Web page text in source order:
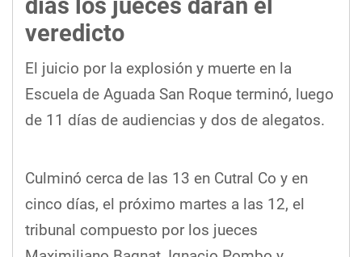
días los jueces darán el
veredicto
El juicio por la explosión y muerte en la
Escuela de Aguada San Roque terminó, luego
de 11 días de audiencias y dos de alegatos.
Culminó cerca de las 13 en Cutral Co y en
cinco días, el próximo martes a las 12, el
tribunal compuesto por los jueces